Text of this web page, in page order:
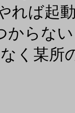
れば起
からな
く某所